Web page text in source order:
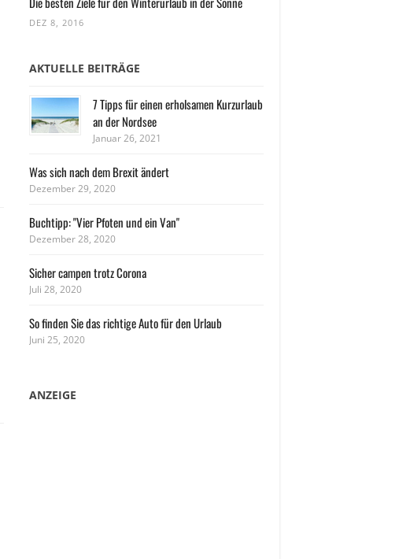
DEZ 8, 2016
AKTUELLE BEITRÄGE
7 Tipps für einen erholsamen Kurzurlaub
an der Nordsee
Januar 26, 2021
Was sich nach dem Brexit ändert
Dezember 29, 2020
Buchtipp: "Vier Pfoten und ein Van"
Dezember 28, 2020
Sicher campen trotz Corona
Juli 28, 2020
So finden Sie das richtige Auto für den Urlaub
Juni 25, 2020
ANZEIGE